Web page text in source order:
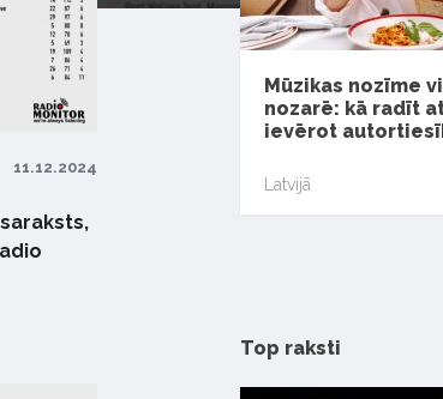
11.12.2024
Mūzikas nozīme
nozarē: kā radīt
ievērot
Latvijā
Top raksti